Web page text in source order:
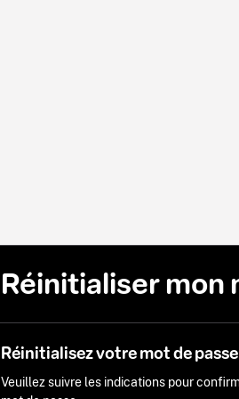
Réinitialiser mon
Réinitialisez votre mot de passe
Veuillez suivre les indications pour